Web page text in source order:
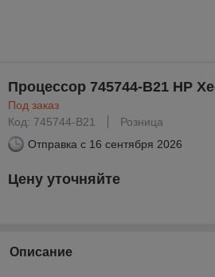
Процессор 745744-B21 HP
Под заказ
Код: 745744-B21
Розница
Отправка с 16 сентября 2026
Цену уточняйте
Описание